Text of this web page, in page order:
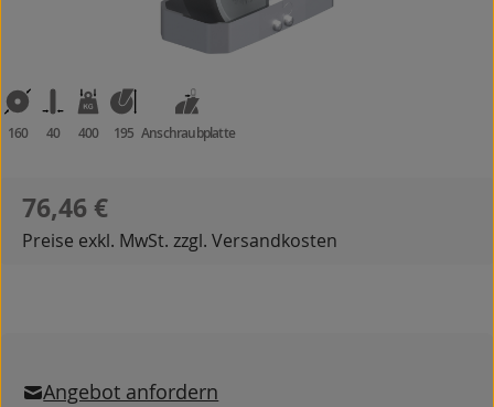
160 40 400 195 Anschraubplatte
Regulärer Preis:
76,46 €
Preise exkl. MwSt. zzgl. Versandkosten
Angebot anfordern